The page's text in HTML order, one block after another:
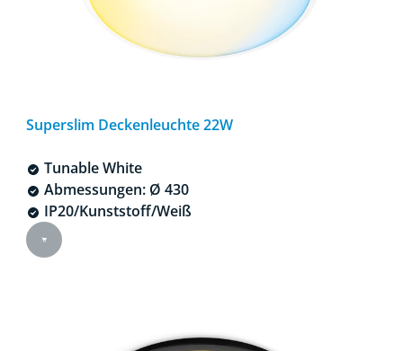
Superslim Deckenleuchte 22W
Tunable White
Abmessungen: Ø 430
IP20/Kunststoff/Weiß